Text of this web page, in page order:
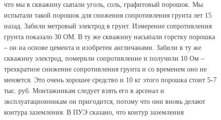
что мы в скважину сыпали уголь, соль, графитовый порошок. Мы
испытали такой порошок для снижения сопротивления грунта лет 15
назад. Забили метровый электрод в грунт. Измерение сопротивления
грунта показало 30 ОМ. В ту же скважину насыпали горстку порошка
– он на основе цемента и изобретен англичанами. Забили в ту же
скважину электрод, померили сопротивление и получили 10 Ом –
трехкратное снижение сопротивления грунта и со временем оно не
меняется. Это очень хорошее средство и 10 кг этого порошка стоит 5-7
тыс. руб. Монтажникам следует взять его в арсенал и
эксплуатационникам он пригодится, потому что они вновь делают
контура заземления. В ПУЭ сказано, что контур заземления